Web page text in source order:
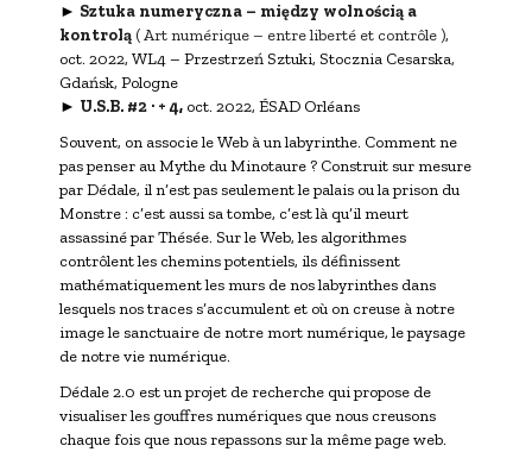
► Sztuka numeryczna – między wolnością a
kontrolą ( Art numérique – entre liberté et contrôle ),
oct. 2022, WL4 – Przestrzeń Sztuki, Stocznia Cesarska,
Gdańsk, Pologne
► U.S.B. #2 · + 4, oct. 2022, ÉSAD Orléans
Souvent, on associe le Web à un labyrinthe. Comment ne
pas penser au Mythe du Minotaure ? Construit sur mesure
par Dédale, il n’est pas seulement le palais ou la prison du
Monstre : c’est aussi sa tombe, c’est là qu’il meurt
assassiné par Thésée. Sur le Web, les algorithmes
contrôlent les chemins potentiels, ils définissent
mathématiquement les murs de nos labyrinthes dans
lesquels nos traces s’accumulent et où on creuse à notre
image le sanctuaire de notre mort numérique, le paysage
de notre vie numérique.
Dédale 2.0 est un projet de recherche qui propose de
visualiser les gouffres numériques que nous creusons
chaque fois que nous repassons sur la même page web.